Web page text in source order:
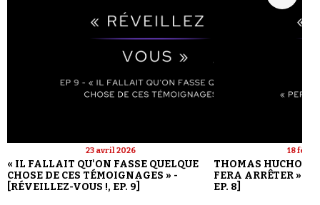
23 avril 2026
« IL FALLAIT QU'ON FASSE QUELQUE
CHOSE DE CES TÉMOIGNAGES » -
[RÉVEILLEZ-VOUS !, EP. 9]
18
THOMAS HUCHON :
FERA ARRÊTER » -
EP. 8]